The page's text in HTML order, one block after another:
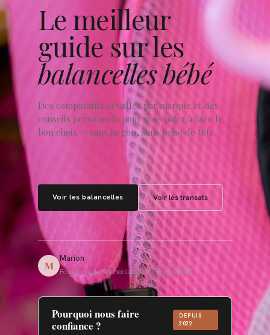
Le meilleur
guide sur les
balancelles bébé
Des comparatifs détaillés par marque et des
conseils personnels pour vous aider à faire le
bon choix — sans jargon, sans prise de tête.
Voir les balancelles Voir les transats
M Marion
Fondatrice de balancellebebe.fr · depuis 2022
Pourquoi nous faire
confiance ?
DEPUIS
2022